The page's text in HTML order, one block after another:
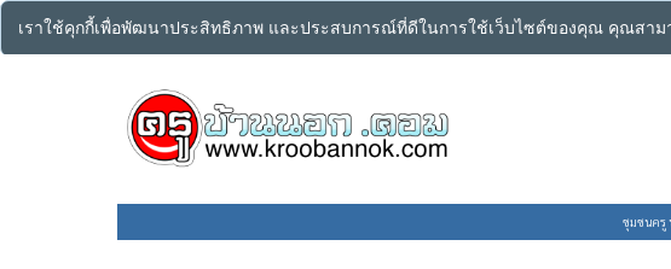
เราใช้คุกกี้เพื่อพัฒนาประสิทธิภาพ และประสบการณ์ที่ดีในการใช้เว็บไซต์ของคุณ คุณสาม
ชุมชนครู